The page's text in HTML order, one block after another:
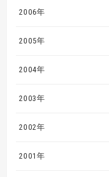
2006年
2005年
2004年
2003年
2002年
2001年